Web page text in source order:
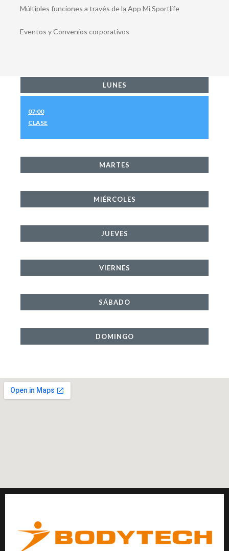
Múltiples funciones a través de la App Mi Sportlife
Eventos y Convenios corporativos
LUNES
07:00
CLASE
MARTES
MIÉRCOLES
JUEVES
VIERNES
SÁBADO
DOMINGO